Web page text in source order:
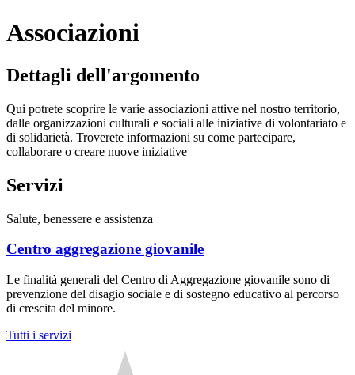
Associazioni
Dettagli dell'argomento
Qui potrete scoprire le varie associazioni attive nel nostro territorio,
dalle organizzazioni culturali e sociali alle iniziative di volontariato e
di solidarietà. Troverete informazioni su come partecipare,
collaborare o creare nuove iniziative
Servizi
Salute, benessere e assistenza
Centro aggregazione giovanile
Le finalità generali del Centro di Aggregazione giovanile sono di
prevenzione del disagio sociale e di sostegno educativo al percorso
di crescita del minore.
Tutti i servizi